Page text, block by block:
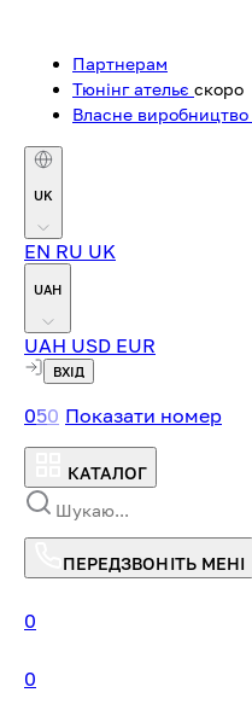
Партнерам
Тюнінг ательє скоро
Власне виробництво
UK
EN RU UK
UAH
UAH USD EUR
ВХІД
050 Показати номер
КАТАЛОГ
ПЕРЕДЗВОНІТЬ МЕНІ
0
0